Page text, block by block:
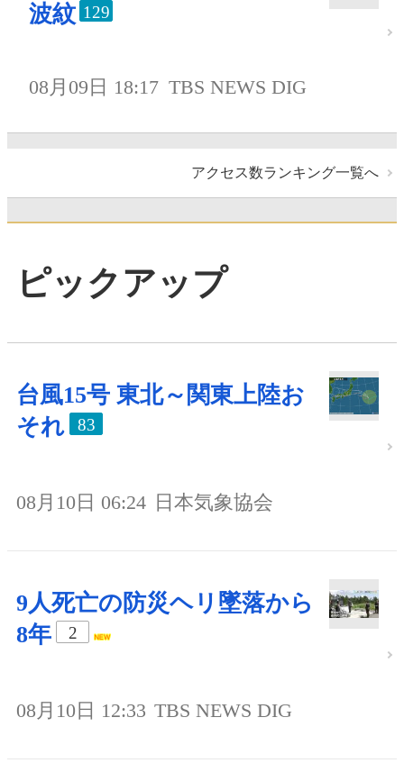
波紋 129
08月09日 18:17 TBS NEWS DIG
アクセス数ランキング一覧へ
ピックアップ
台風15号 東北～関東上陸お
それ
83
08月10日 06:24 日本気象協会
9人死亡の防災ヘリ墜落から
8年
2
08月10日 12:33 TBS NEWS DIG